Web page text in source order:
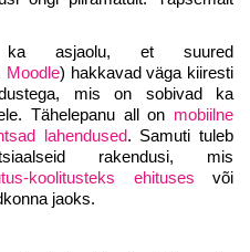
ka asjaolu, et suured
Moodle) hakkavad väga kiiresti
mis on sobivad ka
Tähelepanu all on mobiilne
lahendused. Samuti tuleb
rakendusi, mis
koolitusteks ehituses või
jaoks.